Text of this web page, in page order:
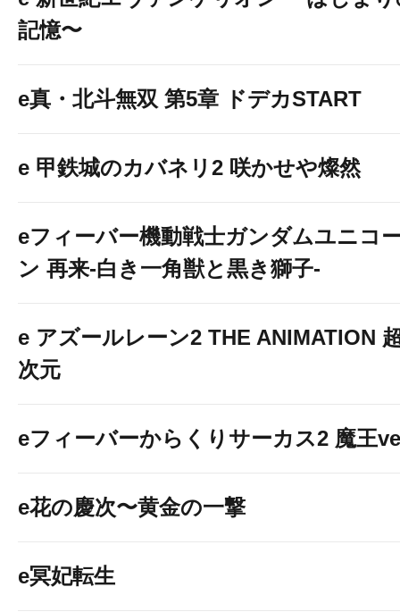
記憶〜
e真・北斗無双 第5章 ドデカSTART
e 甲鉄城のカバネリ2 咲かせや燦然
eフィーバー機動戦士ガンダムユニコ
ン 再来-白き一角獣と黒き獅子-
e アズールレーン2 THE ANIMATION
次元
eフィーバーからくりサーカス2 魔王
e花の慶次〜黄金の一撃
e冥妃転生